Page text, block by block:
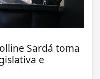
Sardá toma
e